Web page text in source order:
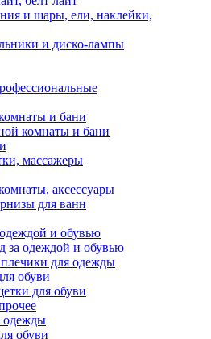
и шары, ели, наклейки,
и диско-лампы
и бани
комнаты и бани
массажеры
аксессуары
для ванн
и обувью
за одеждой и обувью
для одежды
обуви
для обуви
одежды
обуви